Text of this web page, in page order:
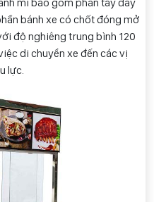
bánh xe có chốt đóng mở
độ nghiêng trung bình 120
di chuyển xe đến các vị
lực.